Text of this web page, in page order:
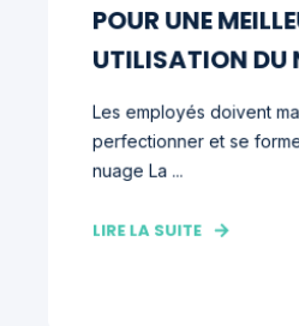
POUR UNE
UTILISATION DU
Les employés doivent
perfectionner et se
nuage La ...
LIRE LA SUITE